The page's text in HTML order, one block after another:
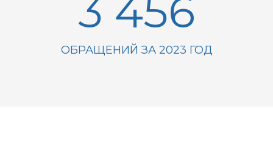
3 456
ОБРАЩЕНИЙ ЗА 2023 ГОД